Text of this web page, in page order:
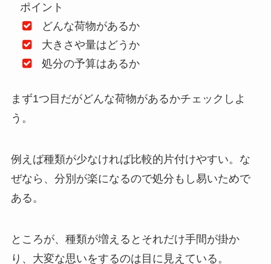
ポイント
どんな荷物があるか
大きさや量はどうか
処分の予算はあるか
まず1つ目だがどんな荷物があるかチェックしよ
う。
例えば種類が少なければ比較的片付けやすい。な
ぜなら、分別が楽になるので処分もし易いためで
ある。
ところが、種類が増えるとそれだけ手間が掛か
り、大変な思いをするのは目に見えている。